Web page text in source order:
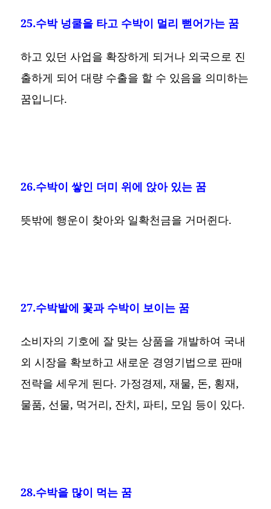
25.수박 넝쿨을 타고 수박이 멀리 뻗어가는 꿈
하고 있던 사업을 확장하게 되거나 외국으로 진
출하게 되어 대량 수출을 할 수 있음을 의미하는
꿈입니다.
26.수박이 쌓인 더미 위에 앉아 있는 꿈
뜻밖에 행운이 찾아와 일확천금을 거머쥔다.
27.수박밭에 꽃과 수박이 보이는 꿈
소비자의 기호에 잘 맞는 상품을 개발하여 국내
외 시장을 확보하고 새로운 경영기법으로 판매
전략을 세우게 된다. 가정경제, 재물, 돈, 횡재,
물품, 선물, 먹거리, 잔치, 파티, 모임 등이 있다.
28.수박을 많이 먹는 꿈